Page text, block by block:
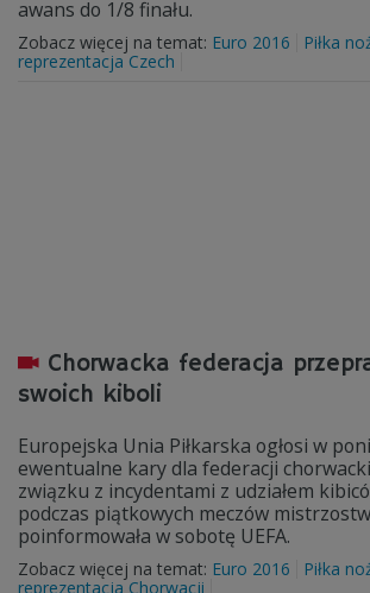
awans do 1/8 finału.
Zobacz więcej na temat: Euro 2016
Piłka
reprezentacja Czech
Chorwacka federacja
swoich kiboli
Europejska Unia Piłkarska ogłosi w
ewentualne kary dla federacji
związku z incydentami z udziałem
podczas piątkowych meczów
poinformowała w sobotę UEFA.
Zobacz więcej na temat: Euro 2016
Piłka
reprezentacja Chorwacji